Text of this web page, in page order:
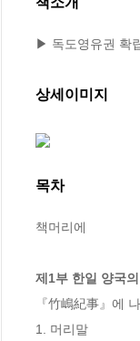
▶ 독도영유권 확
상세이미지
목차
책머리에
제1부 한일 양국
『竹嶋紀事』에
1. 머리말